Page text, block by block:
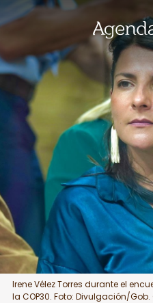
Irene Vélez Torres durante el
la COP30. Foto: Divulgación/